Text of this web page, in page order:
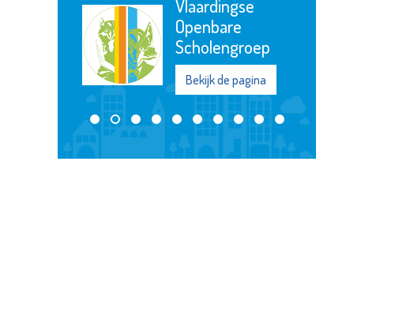
Vlaardingse
Openbare
Scholengroep
Bekijk de pagina